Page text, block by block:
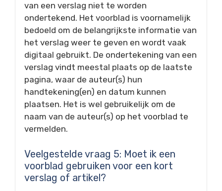
van een verslag niet te worden
ondertekend. Het voorblad is voornamelijk
bedoeld om de belangrijkste informatie van
het verslag weer te geven en wordt vaak
digitaal gebruikt. De ondertekening van een
verslag vindt meestal plaats op de laatste
pagina, waar de auteur(s) hun
handtekening(en) en datum kunnen
plaatsen. Het is wel gebruikelijk om de
naam van de auteur(s) op het voorblad te
vermelden.
Veelgestelde vraag 5: Moet ik een
voorblad gebruiken voor een kort
verslag of artikel?